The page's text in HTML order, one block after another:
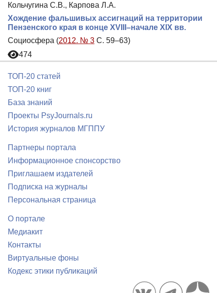
Кольчугина С.В., Карпова Л.А.
Хождение фальшивых ассигнаций на территории
Пензенского края в конце XVIII–начале XIX вв.
Социосфера (2012. № 3 С. 59–63)
474
ТОП-20 статей
ТОП-20 книг
База знаний
Проекты PsyJournals.ru
История журналов МГППУ
Партнеры портала
Информационное спонсорство
Приглашаем издателей
Подписка на журналы
Персональная страница
О портале
Медиакит
Контакты
Виртуальные фоны
Кодекс этики публикаций